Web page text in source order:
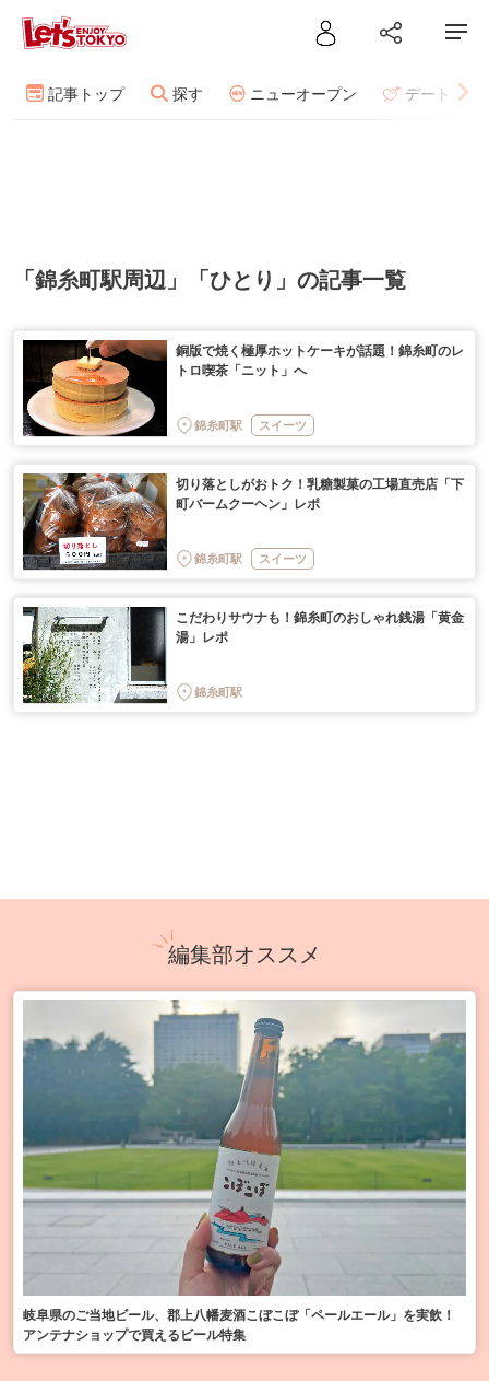
記事トップ 探す ニューオープン デート
「錦糸町駅周辺」「ひとり」の記事一覧
銅版で焼く極厚ホットケーキが話題！錦糸町のレ
トロ喫茶「ニット」へ
錦糸町駅 スイーツ
切り落としがおトク！乳糖製菓の工場直売店「下
町バームクーヘン」レポ
錦糸町駅 スイーツ
こだわりサウナも！錦糸町のおしゃれ銭湯「黄金
湯」レポ
錦糸町駅
編集部オススメ
岐阜県のご当地ビール、郡上八幡麦酒こぼこぼ「ペールエール」を実飲！
アンテナショップで買えるビール特集